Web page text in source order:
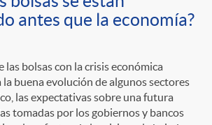
antes que la economía?
las bolsas con la crisis económica
la buena evolución de algunos sectores
las expectativas sobre una futura
tomadas por los gobiernos y bancos